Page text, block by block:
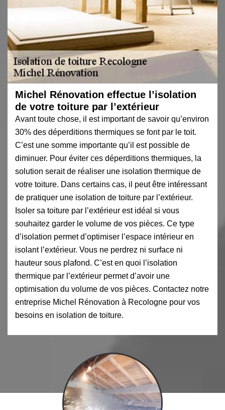
Michel Rénovation effectue l’isolation
de votre toiture par l’extérieur
Avant toute chose, il est important de savoir qu’environ
30% des déperditions thermiques se font par le toit.
C’est une somme importante qu’il est possible de
diminuer. Pour éviter ces déperditions thermiques, la
solution serait de réaliser une isolation thermique de
votre toiture. Dans certains cas, il peut être intéressant
de pratiquer une isolation de toiture par l’extérieur.
Isoler sa toiture par l’extérieur est idéal si vous
souhaitez garder le volume de vos pièces. Ce type
d’isolation permet d’optimiser l’espace intérieur en
isolant l’extérieur. Vous ne perdrez ni surface ni
hauteur sous plafond. C’est en quoi l’isolation
thermique par l’extérieur permet d’avoir une
optimisation du volume de vos pièces. Contactez notre
entreprise Michel Rénovation à Recologne pour vos
besoins en isolation de toiture.